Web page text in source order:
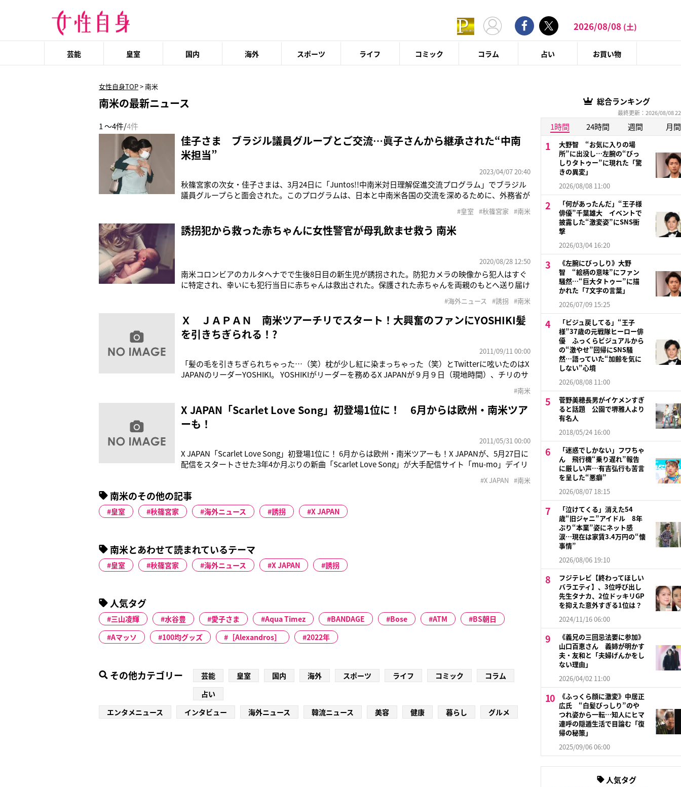
2026/08/08 (土)
芸能 皇室 国内 海外 スポーツ ライフ コミック コラム 占い お買い物
女性自身TOP>南米
南米の最新ニュース
1 ～4件/4件
佳子さま ブラジル議員グループとご交流…眞子さんから継承された“中南
米担当”
2023/04/07 20:40
秋篠宮家の次女・佳子さまは、3月24日に「Juntos!!中南米対日理解促進交流プログラム」でブラジル
議員グループらと面会された。このプログラムは、日本と中南米各国の交流を深めるために、外務省が
は佳子さまが初めて面会に臨まれた。結婚によって皇室を離れる以前、眞子さんがブラジルやペルー、
ボリビアなど日本人移
#皇室 #秋篠宮家 #南米
誘拐犯から救った赤ちゃんに女性警官が母乳飲ませ救う 南米
2020/08/28 12:50
南米コロンビアのカルタヘナでで生後8日目の新生児が誘拐された。防犯カメラの映像から犯人はすぐ
に特定され、幸いにも犯行当日に赤ちゃんは救出された。保護された赤ちゃんを両親のもとへ送り届け
よると、彼女は腕に抱いた赤ちゃんがお腹を空かせて泣く姿にいてもたってもいられなくなり、警察車
両の中で母乳を与えたとい
#海外ニュース #誘拐 #南米
Ｘ ＪＡＰＡＮ 南米ツアーチリでスタート！大興奮のファンにYOSHIKI髪
を引きちぎられる！?
2011/09/11 00:00
「髪の毛を引きちぎられちゃった…（笑）枕が少し紅に染まっちゃった（笑）とTwitterに呟いたのはX
JAPANのリーダーYOSHIKI。 YOSHIKIがリーダーを務めるX JAPANが９月９日（現地時間）、チリのサ
#南米
X JAPAN「Scarlet Love Song」初登場1位に！ 6月からは欧州・南米ツア
ーも！
2011/05/31 00:00
X JAPAN「Scarlet Love Song」初登場1位に！ 6月からは欧州・南米ツアーも！X JAPANが、5月27日に
配信をスタートさせた3年4か月ぶりの新曲「Scarlet Love Song」が大手配信サイト「mu-mo」デイリ
#X JAPAN #南米
南米のその他の記事
皇室 秋篠宮家 海外ニュース 誘拐 X JAPAN
南米とあわせて読まれているテーマ
皇室 秋篠宮家 海外ニュース X JAPAN 誘拐
人気タグ
三山凌輝 水谷豊 愛子さま Aqua Timez BANDAGE Bose ATM
BS朝日
Aマッソ
100均グッズ ［Alexandros］ 2022年
その他カテゴリー 芸能 皇室 国内 海外 スポーツ ライフ コミック
コラム
占い
エンタメニュース
インタビュー 海外ニュース 韓流ニュース 美容 健康 暮らし グルメ
総合ランキング
最終更新：2026/08/08
1時間 24時間 週間 月間
大野智 “お気に入りの場
所”に出没し…左腕の“びっ
しりタトゥー”に現れた「驚
きの異変」
2026/08/08 11:00
「何があったんだ」“王子様
俳優”千葉雄大 イベントで
披露した“激変姿”にSNS衝
撃
2026/03/04 16:20
《左腕にびっしり》大野
智 “絵柄の意味”にファン
騒然…“巨大タトゥー”に描
かれた「7文字の言葉」
2026/07/09 15:25
「ビジュ戻してる」“王子
様”37歳の元戦隊ヒーロー俳
優 ふっくらビジュアルから
の“激やせ”回帰にSNS騒
然…語っていた“加齢を気に
しない”心境
2026/08/08 11:00
菅野美穂長男がイケメンすぎ
ると話題 公園で堺雅人より
有名人
2018/05/24 16:00
「迷惑でしかない」フワちゃ
ん 飛行機“乗り遅れ”報告
に厳しい声…有吉弘行も苦言
を呈した“悪癖”
2026/08/07 18:15
「泣けてくる」消えた54
歳“旧ジャニ”アイドル 8年
ぶり“本業”姿にネット感
涙…現在は家賃3.4万円の“懐
事情”
2026/08/06 19:10
フジテレビ【終わってほしい
バラエティ】、3位呼び出し
先生タナカ、2位ドッキリGP
を抑えた意外すぎる1位は？
2024/11/16 06:00
《義兄の三回忌法要に参加》
山口百恵さん 義姉が明かす
夫・友和と「夫婦げんかをし
ない理由」
2026/04/02 11:00
《ふっくら顔に激変》中居正
広氏 “白髪びっしり”のや
つれ姿から一転…知人にヒマ
連呼の隠遁生活で目論む「復
帰の秘策」
2025/09/06 06:00
人気タグ